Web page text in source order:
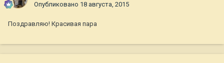
Опубликовано 18 августа, 2015
Поздравляю! Красивая пара